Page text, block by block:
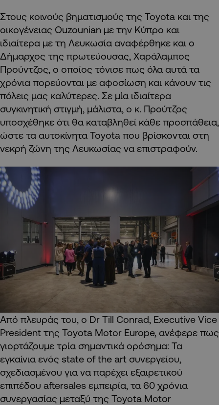
Στους κοινούς βηματισμούς της Toyota και της
οικογένειας Ouzounian με την Κύπρο και
ιδιαίτερα με τη Λευκωσία αναφέρθηκε και ο
Δήμαρχος της πρωτεύουσας, Χαράλαμπος
Προύντζος, ο οποίος τόνισε πως όλα αυτά τα
χρόνια πορεύονται με αφοσίωση και κάνουν τις
πόλεις μας καλύτερες. Σε μία ιδιαίτερα
συγκινητική στιγμή, μάλιστα, ο κ. Προύτζος
υποσχέθηκε ότι θα καταβληθεί κάθε προσπάθεια,
ώστε τα αυτοκίνητα Toyota που βρίσκονται στη
νεκρή ζώνη της Λευκωσίας να επιστραφούν.
Από πλευράς του, ο Dr Till Conrad, Executive Vice
President της Toyota Motor Europe, ανέφερε πως
γιορτάζουμε τρία σημαντικά ορόσημα: Τα
εγκαίνια ενός state of the art συνεργείου,
σχεδιασμένου για να παρέχει εξαιρετικού
επιπέδου aftersales εμπειρία, τα 60 χρόνια
συνεργασίας μεταξύ της Toyota Motor